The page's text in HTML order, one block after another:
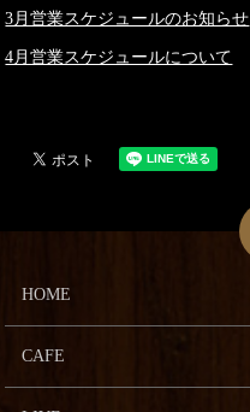
3月営業スケジュールのお知らせ
4月営業スケジュールについて
HOME
CAFE